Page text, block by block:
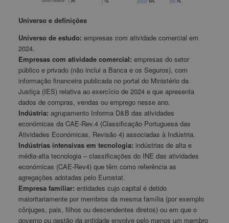
Universo e definições
Universo de estudo: empresas com atividade comercial em
2024.
Empresas com atividade comercial: empresas do setor
público e privado (não inclui a Banca e os Seguros), com
informação financeira publicada no portal do Ministério da
Justiça (IES) relativa ao exercício de 2024 e que apresenta
dados de compras, vendas ou emprego nesse ano.
Indústria: agrupamento Informa D&B das atividades
económicas da CAE-Rev.4 (Classificação Portuguesa das
Atividades Económicas, Revisão 4) associadas à Indústria.
Indústrias intensivas em tecnologia: indústrias de alta e
média-alta tecnologia – classificações do INE das atividades
económicas (CAE-Rev4) que têm como referência as
agregações adotadas pelo Eurostat.
Empresa familiar: entidades cujo capital é detido
maioritariamente por membros da mesma família (por exemplo
cônjuges, pais, filhos ou descendentes diretos) ou em que o
governo ou gestão da entidade envolve pelo menos um membro